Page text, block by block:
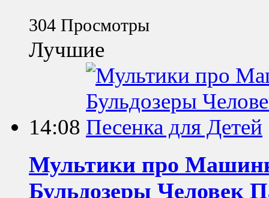
304 Просмотры
Лучшие
14:08
Мультики про
Бульдозеры Человек